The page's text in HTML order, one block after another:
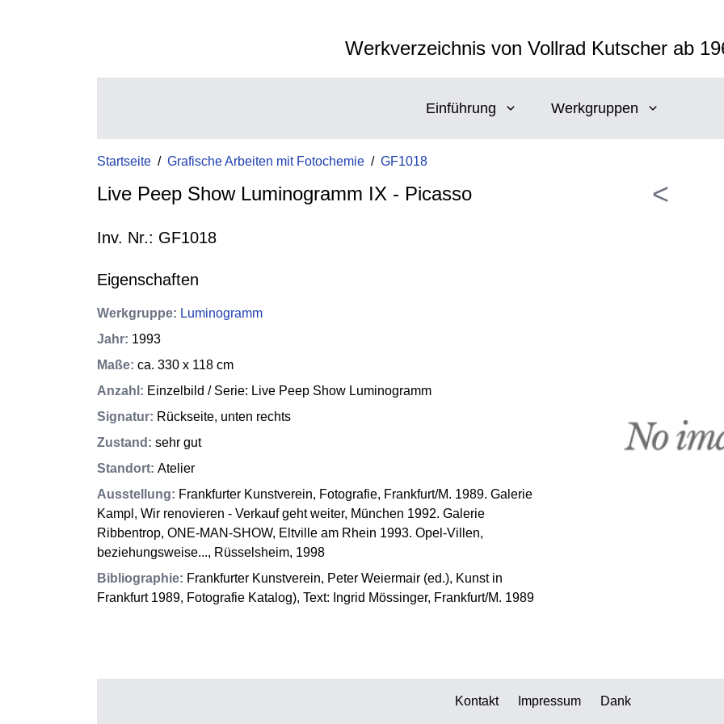
Werkverzeichnis von Vollrad Kutscher ab
Einführung Werkgruppen
Startseite / Grafische Arbeiten mit Fotochemie / GF1018
Live Peep Show Luminogramm IX - Picasso
Inv. Nr.: GF1018
Eigenschaften
Werkgruppe: Luminogramm
Jahr: 1993
Maße: ca. 330 x 118 cm
Anzahl : Einzelbild / Serie: Live Peep Show Luminogramm
Signatur: Rückseite, unten rechts
Zustand : sehr gut
Standort: Atelier
Ausstellung: Frankfurter Kunstverein, Fotografie, Frankfurt/M. 1989. Galerie
Kampl, Wir renovieren - Verkauf geht weiter, München 1992. Galerie
Ribbentrop, ONE-MAN-SHOW, Eltville am Rhein 1993. Opel-Villen,
beziehungsweise..., Rüsselsheim, 1998
Bibliographie: Frankfurter Kunstverein, Peter Weiermair (ed.), Kunst in
Frankfurt 1989, Fotografie Katalog), Text: Ingrid Mössinger, Frankfurt/M. 1989
<
Kontakt Impressum Dank